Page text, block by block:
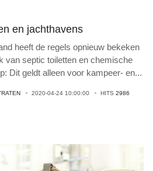
en jachthavens
heeft de regels opnieuw bekeken
van septic toiletten en chemische
Dit geldt alleen voor kampeer- en...
2020-04-24 10:00:00 HITS 2986